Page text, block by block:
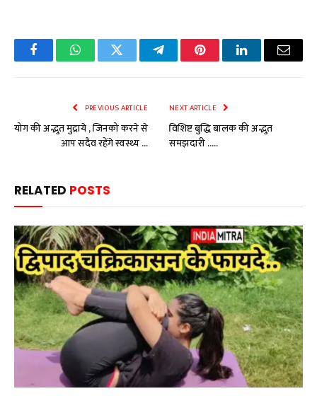
FacebookWhatsAppTwitter TelegramPinterestLinkedInEmail
PREVIOUS ARTICLE
योग की अद्भुत मुद्राये , जिनको करने से
आप सदैव रहेंगे स्वस्थ्य …
NEXT ARTICLE
विशिष्ट बुद्धि बालक की अद्भुत
समझदारी …..
RELATED POSTS